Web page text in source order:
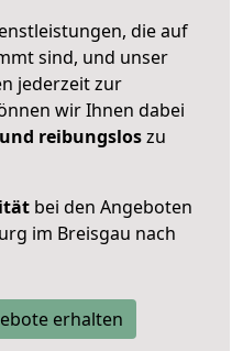
die auf
sind, und unser
jederzeit zur
wir Ihnen dabei
reibungsloszu
bei den Angeboten
im Breisgau nach
erhalten